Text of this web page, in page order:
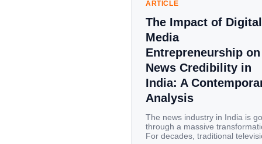
ARTICLE
The Impact of Digital
Media
Entrepreneurship on
News Credibility in
India: A
Analysis
The news industry in India is
through a massive
For decades, traditional